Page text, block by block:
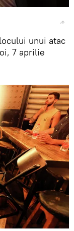
unui atac
7 aprilie